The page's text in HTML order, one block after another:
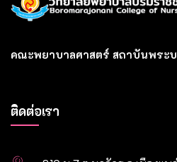
คณะพยาบาลศาสตร์ สถาบันพระ
ติดต่อเรา